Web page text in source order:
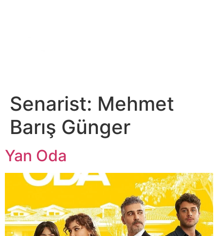
Senarist: Mehmet
Barış Günger
Yan Oda